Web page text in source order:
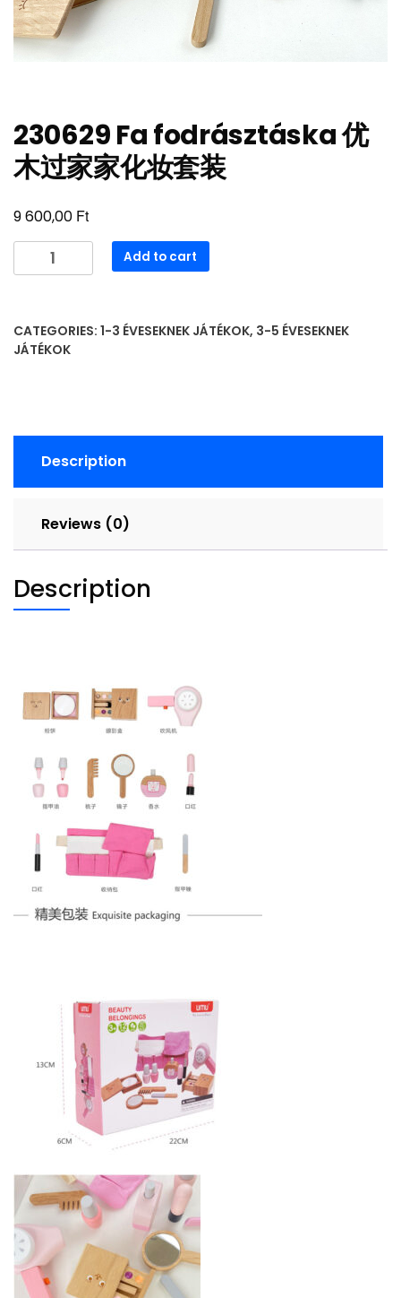
230629 Fa fodrásztáska 优
木过家家化妆套装
9 600,00 Ft
230629
Fa
木
过
装
Add to cart
CATEGORIES: 1-3 ÉVESEKNEK JÁTÉKOK, 3-5 ÉVESEKNEK
JÁTÉKOK
Description
Reviews (0)
Description